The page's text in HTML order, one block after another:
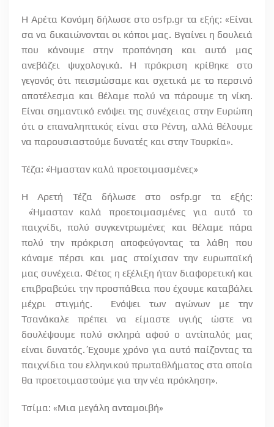
Η Αρέτα Κονόμη δήλωσε στο osfp.gr τα εξής: «Είναι
σα να δικαιώνονται οι κόποι μας. Βγαίνει η δουλειά
που κάνουμε στην προπόνηση και αυτό μας
ανεβάζει ψυχολογικά. Η πρόκριση κρίθηκε στο
γεγονός ότι πεισμώσαμε και σχετικά με το περσινό
αποτέλεσμα και θέλαμε πολύ να πάρουμε τη νίκη.
Είναι σημαντικό ενόψει της συνέχειας στην Ευρώπη
ότι ο επαναληπτικός είναι στο Ρέντη, αλλά θέλουμε
να παρουσιαστούμε δυνατές και στην Τουρκία».
Τέζα: «Ήμασταν καλά προετοιμασμένες»
Η Αρετή Τέζα δήλωσε στο osfp.gr τα εξής:
«Ήμασταν καλά προετοιμασμένες για αυτό το
παιχνίδι, πολύ συγκεντρωμένες και θέλαμε πάρα
πολύ την πρόκριση αποφεύγοντας τα λάθη που
κάναμε πέρσι και μας στοίχισαν την ευρωπαϊκή
μας συνέχεια. Φέτος η εξέλιξη ήταν διαφορετική και
επιβραβεύει την προσπάθεια που έχουμε καταβάλει
μέχρι στιγμής. Ενόψει των αγώνων με την
Τσανάκαλε πρέπει να είμαστε υγιής ώστε να
δουλέψουμε πολύ σκληρά αφού ο αντίπαλός μας
είναι δυνατός. Έχουμε χρόνο για αυτό παίζοντας τα
παιχνίδια του ελληνικού πρωταθλήματος στα οποία
θα προετοιμαστούμε για την νέα πρόκληση».
Τσίμα: «Μια μεγάλη ανταμοιβή»